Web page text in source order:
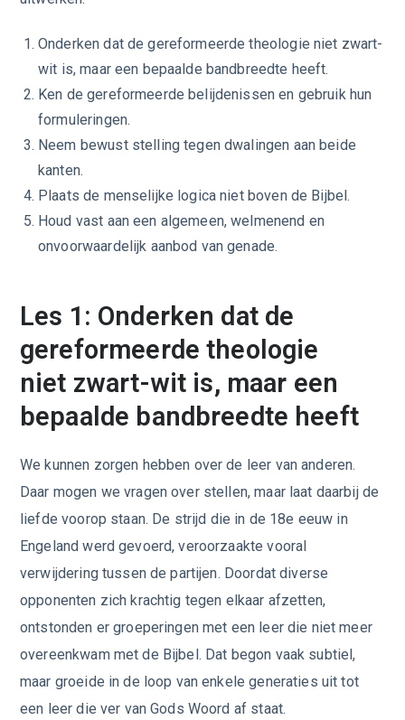
Onderken dat de gereformeerde theologie niet zwart-
wit is, maar een bepaalde bandbreedte heeft.
Ken de gereformeerde belijdenissen en gebruik hun
formuleringen.
Neem bewust stelling tegen dwalingen aan beide
kanten.
Plaats de menselijke logica niet boven de Bijbel.
Houd vast aan een algemeen, welmenend en
onvoorwaardelijk aanbod van genade.
Les 1: Onderken dat de
gereformeerde theologie
niet zwart-wit is, maar een
bepaalde bandbreedte heeft
We kunnen zorgen hebben over de leer van anderen.
Daar mogen we vragen over stellen, maar laat daarbij de
liefde voorop staan. De strijd die in de 18e eeuw in
Engeland werd gevoerd, veroorzaakte vooral
verwijdering tussen de partijen. Doordat diverse
opponenten zich krachtig tegen elkaar afzetten,
ontstonden er groeperingen met een leer die niet meer
overeenkwam met de Bijbel. Dat begon vaak subtiel,
maar groeide in de loop van enkele generaties uit tot
een leer die ver van Gods Woord af staat.